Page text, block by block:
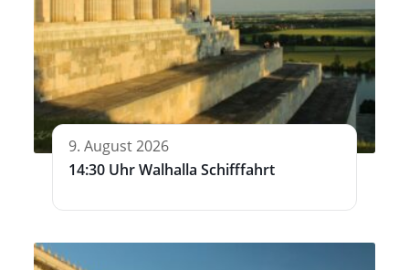
9. August 2026
14:30 Uhr Walhalla Schifffahrt